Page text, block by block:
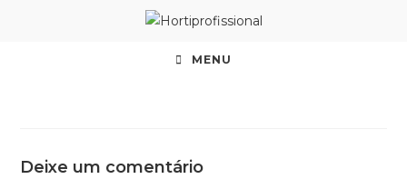
MENU
Deixe um comentário